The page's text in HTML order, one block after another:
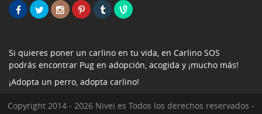
Si quieres poner un carlino en tu vida, en Carlino SOS
podrás encontrar Pug en adopción, acogida y ¡mucho más!
¡Adopta un perro, adopta carlino!
Copyright 2014 - 2026 Nivei.es Todos los derechos reservados -